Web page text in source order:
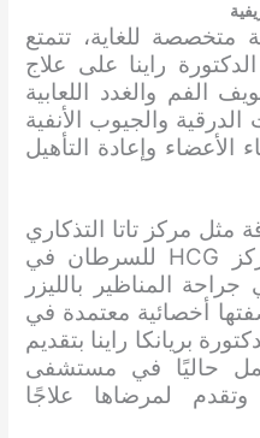
متخصصة للغاية، تتمتع
راينا على علاج
الفم والغدد اللعابية
الدرقية والجيوب الأنفية
الأعضاء وإعادة التأهيل
مركز تاتا التذكاري
للسرطان في مومباي ومركز HCG للسرطان في
المناظير بالليزر
أخصائية معتمدة في
بريانكا راينا بتقديم
حاليًا في مستشفى
لمرضاها علاجًا